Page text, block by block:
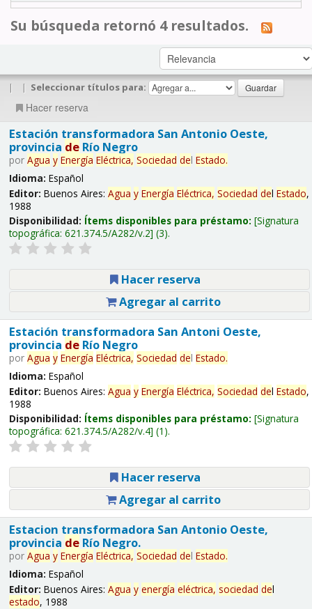
Su búsqueda retornó 4 resultados.
| | Seleccionar títulos para:
Hacer reserva
Estación transformadora San Antonio Oeste,
provincia deRío Negro
por Agua y Energía Eléctrica, Sociedad del Estado.
Idioma: Español
Editor: Buenos Aires: Agua y Energía Eléctrica, Sociedad del Estado,
1988
Disponibilidad: Ítems disponibles para préstamo: Signatura
topográfica: 621.374.5/A282/v.2 (3).
Hacer reserva
Agregar al carrito
Estación transformadora San Antoni Oeste,
provincia deRío Negro
por Agua y Energía Eléctrica, Sociedad del Estado.
Idioma: Español
Editor: Buenos Aires: Agua y Energía Eléctrica, Sociedad del Estado,
1988
Disponibilidad: Ítems disponibles para préstamo: Signatura
topográfica: 621.374.5/A282/v.4 (1).
Hacer reserva
Agregar al carrito
Estacion transformadora San Antonio Oeste,
provincia deRío Negro.
por Agua y Energía Eléctrica, Sociedad del Estado.
Idioma: Español
Editor: Buenos Aires: Agua y energía eléctrica, sociedad del
estado, 1988